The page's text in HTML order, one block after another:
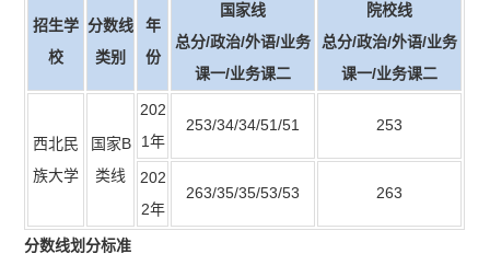
招生学
校
分数线
类别
年
份
国家线
总分/政治/外语/业务
课一/业务课二
院校线
总分/政治/外语/业务
课一/业务课二
西北民
族大学
国家B
类线
202
1年
253/34/34/51/51 253
202
2年
263/35/35/53/53 263
分数线划分标准